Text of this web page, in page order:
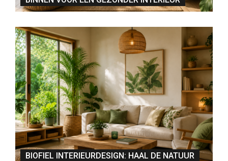
BIOFIEL INTERIEURDESIGN: HAAL DE NATUUR